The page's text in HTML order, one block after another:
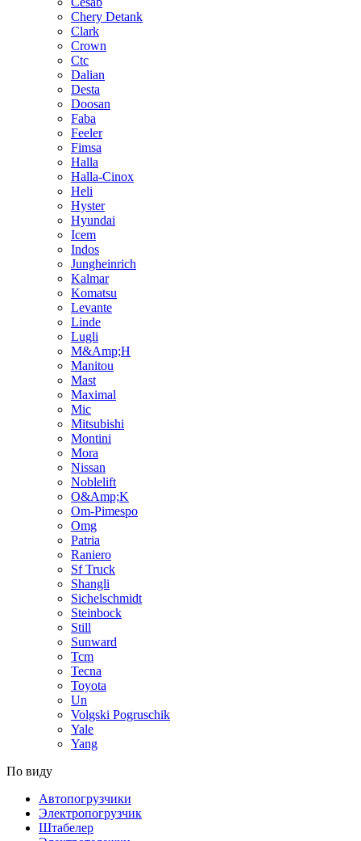
Chery Detank
Clark
Crown
Ctc
Dalian
Desta
Doosan
Faba
Feeler
Fimsa
Halla
Halla-Cinox
Heli
Hyster
Hyundai
Icem
Indos
Jungheinrich
Kalmar
Komatsu
Levante
Linde
Lugli
M&Amp;H
Manitou
Mast
Maximal
Mic
Mitsubishi
Montini
Mora
Nissan
Noblelift
O&Amp;K
Om-Pimespo
Omg
Patria
Raniero
Sf Truck
Shangli
Sichelschmidt
Steinbock
Still
Sunward
Tcm
Tecna
Toyota
Un
Volgski Pogruschik
Yale
Yang
По виду
Автопогрузчики
Электропогрузчик
Штабелер